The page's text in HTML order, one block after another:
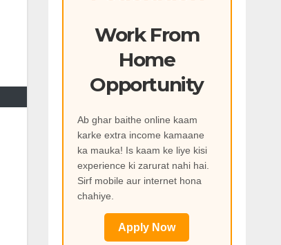
Work From
Home
Opportunity
Ab ghar baithe online kaam
karke extra income kamaane
ka mauka! Is kaam ke liye kisi
experience ki zarurat nahi hai.
Sirf mobile aur internet hona
chahiye.
Apply Now